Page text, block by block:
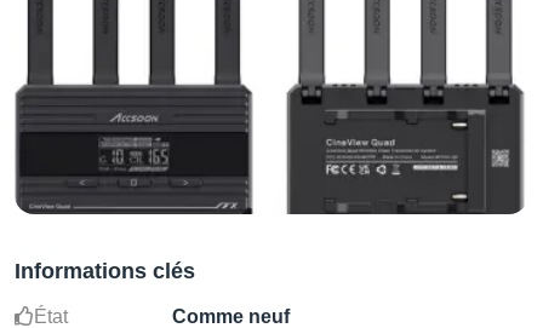
Informations clés
État Comme neuf